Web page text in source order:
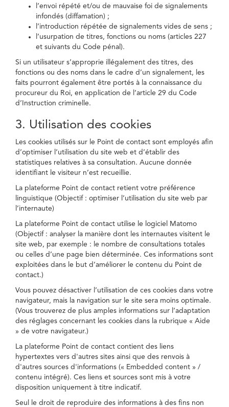
l’envoi répété et/ou de mauvaise foi de signalements
infondés (diffamation) ;
l’introduction répétée de signalements vides de sens ;
l’usurpation de titres, fonctions ou noms (articles 227
et suivants du Code pénal).
Si un utilisateur s’approprie illégalement des titres, des
fonctions ou des noms dans le cadre d’un signalement, les
faits pourront également être portés à la connaissance du
procureur du Roi, en application de l’article 29 du Code
d’Instruction criminelle.
3. Utilisation des cookies
Les cookies utilisés sur le Point de contact sont employés afin
d’optimiser l’utilisation du site web et d’établir des
statistiques relatives à sa consultation. Aucune donnée
identifiant le visiteur n’est recueillie.
La plateforme Point de contact retient votre préférence
linguistique (Objectif : optimiser l’utilisation du site web par
l’internaute)
La plateforme Point de contact utilise le logiciel Matomo
(Objectif : analyser la manière dont les internautes visitent le
site web, par exemple : le nombre de consultations totales
ou celles d’une page bien déterminée. Ces informations sont
exploitées dans le but d’améliorer le contenu du Point de
contact.)
Vous pouvez désactiver l’utilisation de ces cookies dans votre
navigateur, mais la navigation sur le site sera moins optimale.
(Vous trouverez de plus amples informations sur l’adaptation
des réglages concernant les cookies dans la rubrique « Aide
» de votre navigateur.)
La plateforme Point de contact contient des liens
hypertextes vers d'autres sites ainsi que des renvois à
d'autres sources d'informations (« Embedded content » /
contenu intégré). Ces liens et sources sont mis à votre
disposition uniquement à titre indicatif.
Seul le droit de reproduire des informations à des fins non